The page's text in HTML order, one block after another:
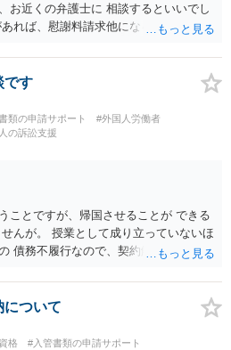
お近くの弁護士に 相談するといいでし
れば、慰謝料請求他になるでしょう。
です
類の申請サポート
#外国人労働者
の訴訟支援
ことですが、帰国させることが できる
んが。 授業として成り立っていないほ
債務不履行なので、契約解除、あるい
けません から、その点が気になるとこ
について
格
#入管書類の申請サポート